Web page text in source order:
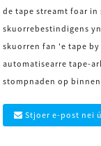
de tape streamt foar
skuorrebestindigens
skuorren fan 'e tape
automatisearre tape-
stompnaden op
Stjoer e-post nei